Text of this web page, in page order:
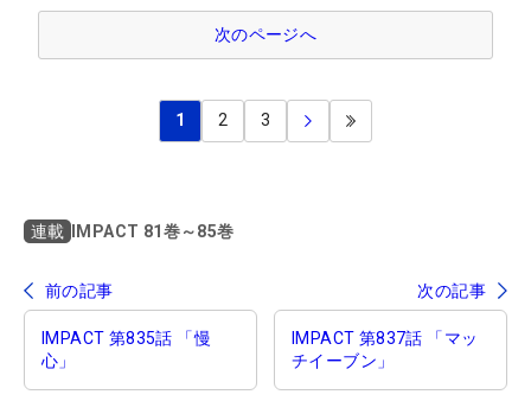
次のページへ
1 2 3
連載 IMPACT 81巻～85巻
前の記事 次の記事
IMPACT 第835話 「慢
心」
IMPACT 第837話 「マッ
チイーブン」